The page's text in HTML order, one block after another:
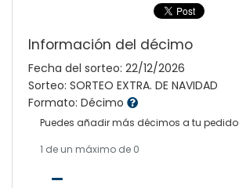
Información del décimo
Fecha del sorteo: 22/12/2026
Sorteo: SORTEO EXTRA. DE NAVIDAD
Formato: Décimo
Puedes añadir más décimos a tu pedido
1 de un máximo de 0